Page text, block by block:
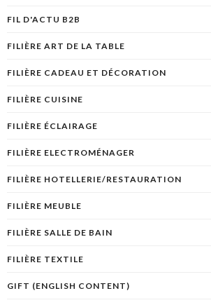
FIL D'ACTU B2B
FILIÈRE ART DE LA TABLE
FILIÈRE CADEAU ET DÉCORATION
FILIÈRE CUISINE
FILIÈRE ÉCLAIRAGE
FILIÈRE ELECTROMÉNAGER
FILIÈRE HOTELLERIE/RESTAURATION
FILIÈRE MEUBLE
FILIÈRE SALLE DE BAIN
FILIÈRE TEXTILE
GIFT (ENGLISH CONTENT)